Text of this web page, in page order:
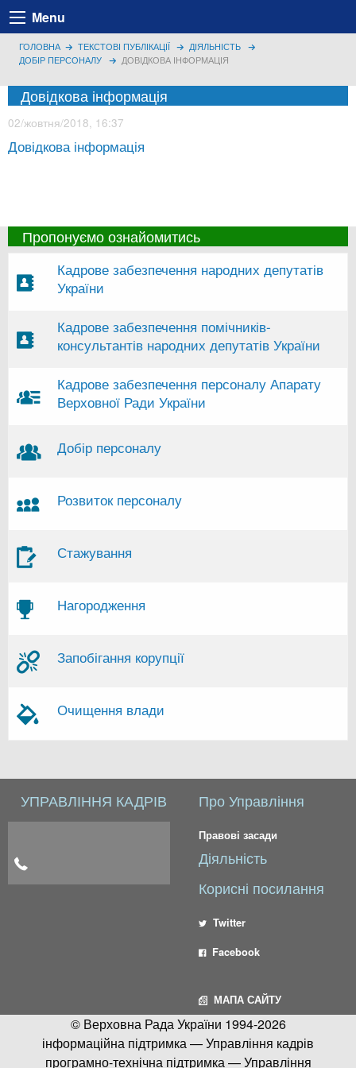
Menu
ГОЛОВНА ТЕКСТОВІ ПУБЛІКАЦІЇ
ДІЯЛЬНІСТЬ
ДОБІР ПЕРСОНАЛУ
ДОВІДКОВА ІНФОРМАЦІЯ
Довідкова інформація
02/жовтня/2018, 16:37
Довідкова інформація
Пропонуємо ознайомитись
Кадрове забезпечення народних депутатів
України
Кадрове забезпечення помічників-
консультантів народних депутатів України
Кадрове забезпечення персоналу Апарату
Верховної Ради України
Добір персоналу
Розвиток персоналу
Стажування
Нагородження
Запобігання корупції
Очищення влади
УПРАВЛІННЯ КАДРІВ Про Управління
Правові засади
Діяльність
Корисні посилання
Twitter
Facebook
МАПА САЙТУ
© Верховна Рада України 1994-2026
інформаційна підтримка — Управління кадрів
програмно-технічна підтримка — Управління